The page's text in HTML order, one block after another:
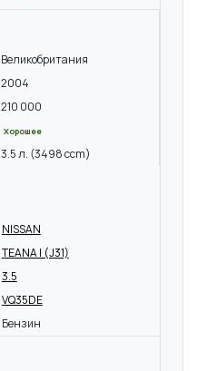
Великобритания
2004
210 000
Хорошее
3.5 л. (3498 ccm)
NISSAN
TEANA I (J31)
3.5
VQ35DE
Бензин